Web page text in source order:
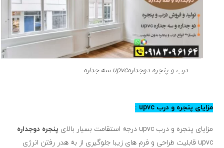
درب و پنجره دوجدارهupvc سه جداره
مزایای پنجره و درب upvc :
مزایای پنجره و درب upvc درجه استقامت بسیار بالای
پنجره دوجداره
upvc قابلیت طراحی و فرم های زیبا جلوگیری از به هدر رفتن انرژی